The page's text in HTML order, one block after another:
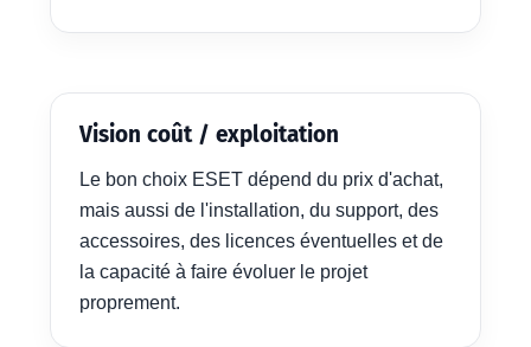
Vision coût / exploitation
Le bon choix ESET dépend du prix d'achat,
mais aussi de l'installation, du support, des
accessoires, des licences éventuelles et de
la capacité à faire évoluer le projet
proprement.